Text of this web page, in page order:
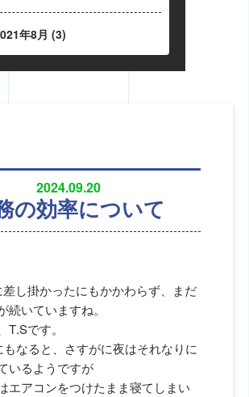
年8月 (3)
2024.09.20
の効率について
し掛かったにもかかわらず、まだ
続いていますね。
T.Sです。
なると、さすがに夜はそれなりに
いるようですが
エアコンをつけたまま寝てしまい